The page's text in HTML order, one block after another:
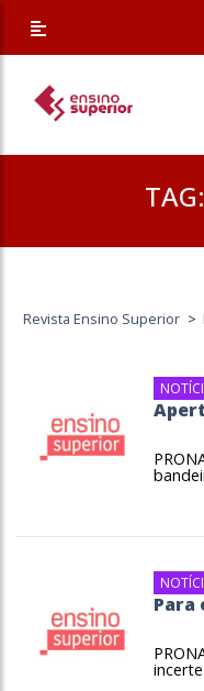
TAG:
Revista Ensino Superior >
Para